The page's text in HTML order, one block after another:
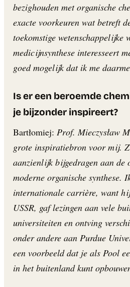
bezighouden met organische
exacte voorkeuren wat betreft
toekomstige wetenschappelijke
medicijnsynthese interesseert
goed mogelijk dat ik me
Is er een beroemde
je bijzonder inspireert?
Bartłomiej: Prof. Mieczysław
grote inspiratiebron voor mij.
aanzienlijk bijgedragen aan de
moderne organische synthese.
internationale carrière, want
USSR, gaf lezingen aan vele
universiteiten en ontving
onder andere aan Purdue
een voorbeeld dat je als Pool
in het buitenland kunt